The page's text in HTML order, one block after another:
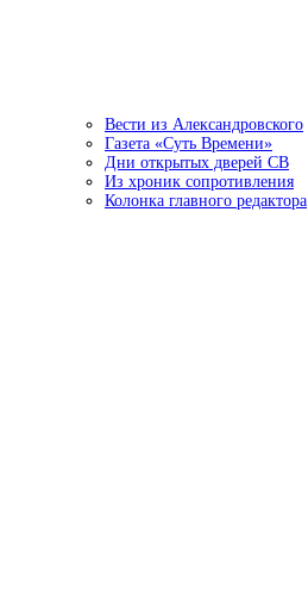
Вести из Александровского
Газета «Суть Времени»
Дни открытых дверей СВ
Из хроник сопротивления
Колонка главного редактора